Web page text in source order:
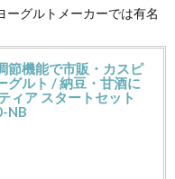
ーグルトメーカーでは有名
節機能で市販・カスピ
グルト / 納豆・甘酒に
ィア スタートセット
NB